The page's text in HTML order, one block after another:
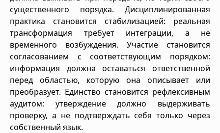
существенного порядка. Дисциплинированная
практика становится стабилизацией: реальная
трансформация требует интеграции, а не
временного возбуждения. Участие становится
согласованием с соответствующим порядком:
информация должна оставаться ответственной
перед областью, которую она описывает или
преобразует. Единство становится рефлексивным
аудитом: утверждение должно выдерживать
проверку, а не подтверждать себя только через
собственный язык.